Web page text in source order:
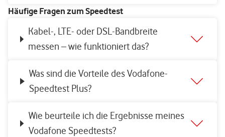
Häufige Fragen zum Speedtest
Kabel-, LTE- oder DSL-Bandbreite
messen – wie funktioniert das?
Was sind die Vorteile des Vodafone-
Speedtest Plus?
Wie beurteile ich die Ergebnisse meines
Vodafone Speedtests?